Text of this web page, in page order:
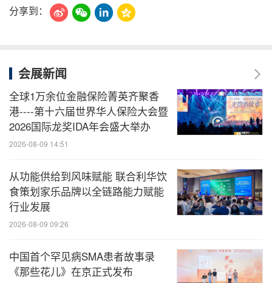
分享到：
会展新闻
全球1万余位金融保险菁英齐聚香
港----第十六届世界华人保险大会暨
2026国际龙奖IDA年会盛大举办
2026-08-09 14:51
从功能供给到风味赋能 联合利华饮
食策划家乐品牌以全链路能力赋能
行业发展
2026-08-09 09:26
中国首个罕见病SMA患者故事录
《那些花儿》在京正式发布